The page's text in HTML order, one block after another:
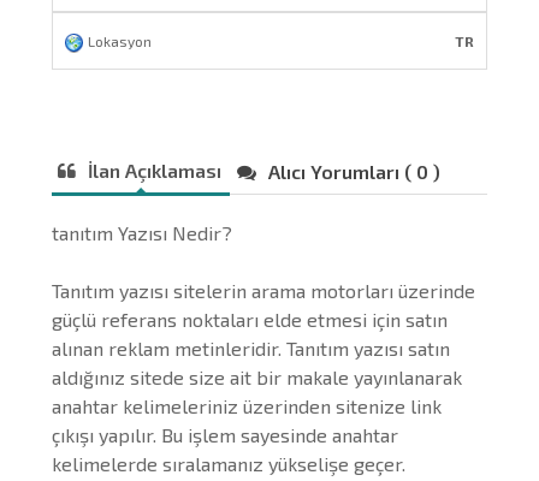
Lokasyon TR
İlan Açıklaması Alıcı Yorumları ( 0 )
tanıtım Yazısı Nedir?
Tanıtım yazısı sitelerin arama motorları üzerinde
güçlü referans noktaları elde etmesi için satın
alınan reklam metinleridir. Tanıtım yazısı satın
aldığınız sitede size ait bir makale yayınlanarak
anahtar kelimeleriniz üzerinden sitenize link
çıkışı yapılır. Bu işlem sayesinde anahtar
kelimelerde sıralamanız yükselişe geçer.